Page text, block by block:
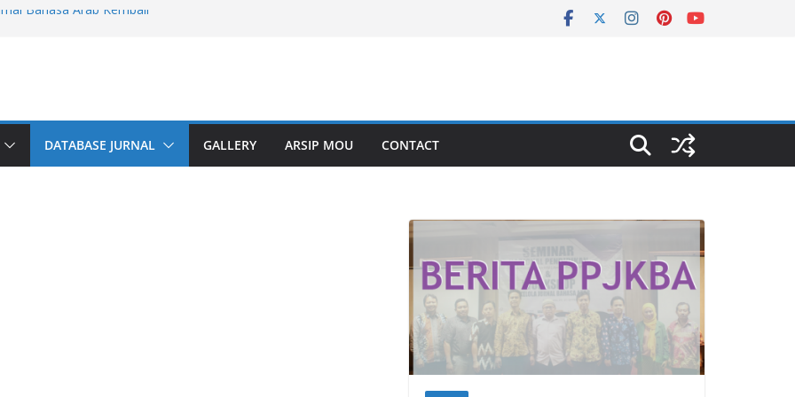
Bahasa Arab Kembali
Malang
Arabic Education and Learning
Jurnal dan Coaching Artikel di
DATABASE JURNAL GALLERY ARSIP MOU CONTACT